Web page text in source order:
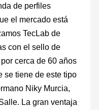
de perfiles
el mercado está
TecLab de
con el sello de
cerca de 60 años
se tiene de este tipo
Niky Murcia,
La gran ventaja